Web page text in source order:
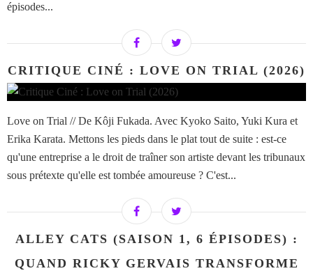
épisodes...
CRITIQUE CINÉ : LOVE ON TRIAL (2026)
Love on Trial // De Kôji Fukada. Avec Kyoko Saito, Yuki Kura et
Erika Karata. Mettons les pieds dans le plat tout de suite : est-ce
qu'une entreprise a le droit de traîner son artiste devant les tribunaux
sous prétexte qu'elle est tombée amoureuse ? C'est...
ALLEY CATS (SAISON 1, 6 ÉPISODES) :
QUAND RICKY GERVAIS TRANSFORME